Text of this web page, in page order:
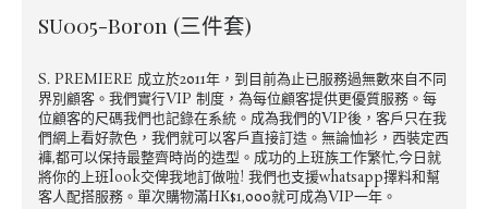
SU005-Boron (三件套)
S. PREMIERE 成立於2011年，到目前為止已服務過無數來自不同
界別顧客。我們實行VIP 制度，為每位顧客提供更優質服務。每
位顧客的尺碼我們也記錄在系統。成為我們的VIP後，客戶只在我
們網上看好款色，我們就可以客戶直接訂造。無論恤衫，西裝定西
褲,都可以保持最整齊時尚的造型。成功的上班族工作繁忙,今日就
將你的上班look交俾我地訂做啦! 我們也支援whatsapp擇料和幫
客人配搭服務。單次購物滿HK$1,000就可成為VIP一年。